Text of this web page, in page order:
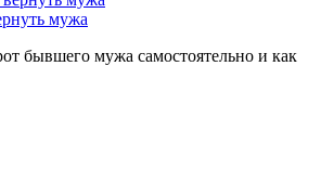
мужа
бывшего мужа самостоятельно и как